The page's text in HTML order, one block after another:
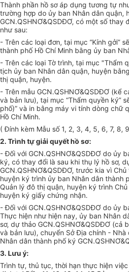
Thành phần hồ sơ áp dụng tương tự
trường hợp do ủy ban Nhân dân quận,
GCN.QSHNƠ&QSDĐƠ, có một số thay
như sau:
- Trên các loại đơn, tại mục “Kính gởi”
thành phố Hồ Chí Minh bằng ủy ban
- Trên các loại Tờ trình, tại mục "Thẩm
tịch ủy ban Nhân dân quận, huyện
thị quận, huyện.
- Trên mẫu GCN.QSHNƠ&QSDĐƠ (kể
và bản lưu), tại mục “Thẩm quyền ký”
phố)” và in bằng máy vi tính dòng chữ
Hồ Chí Minh.
( Đính kèm Mẫu số 1, 2, 3, 4, 5, 6, 7, 8,
2. Trình tự giải quyết hồ sơ:
- Đối với GCN.QSHNƠ&QSDĐƠ do ủy
ký, có thay đổi là sau khi thụ lý hồ sơ,
GCN.QSHNƠ&QSDĐƠ, trước kia vì
huyện ký trình ủy ban Nhân dân thành
Quản lý đô thị quận, huyện ký trình
huyện ký giấy chứng nhận.
- Đối với GCN.QSHNƠ&QSDĐƠ do ủy
Thực hiện như hiện nay, ủy ban Nhân
sơ, dự thảo GCN.QSHNƠ&QSDĐƠ (cả
và bản lưu), chuyển Sở Địa chính -
Nhân dân thành phố ký
3. Lưu ý:
Trình tự, thủ tục, thời hạn thực hiện